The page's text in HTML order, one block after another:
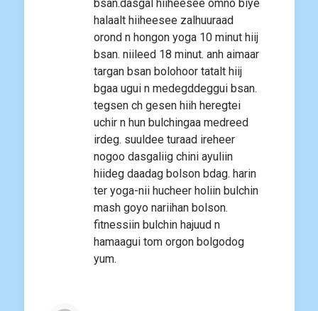
bsan.dasgal hiiheesee omno biye
halaalt hiiheesee zalhuuraad
orond n hongon yoga 10 minut hiij
bsan. niileed 18 minut. anh aimaar
targan bsan bolohoor tatalt hiij
bgaa ugui n medegddeggui bsan.
tegsen ch gesen hiih heregtei
uchir n hun bulchingaa medreed
irdeg. suuldee turaad ireheer
nogoo dasgaliig chini ayuliin
hiideg daadag bolson bdag. harin
ter yoga-nii hucheer holiin bulchin
mash goyo nariihan bolson.
fitnessiin bulchin hajuud n
hamaagui tom orgon bolgodog
yum.